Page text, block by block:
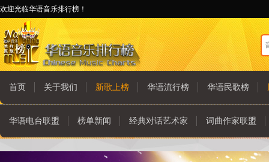
欢迎光临华语音乐排行榜！
首页 关于我们 新歌上榜 华语流行榜 华语民歌榜
华语电台联盟 榜单新闻 经典对话艺术家 词曲作家联盟